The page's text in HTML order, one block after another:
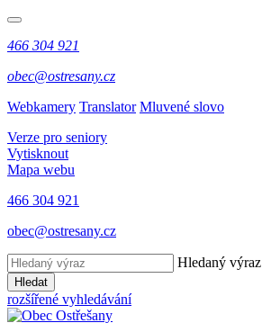
466 304 921
obec@ostresany.cz
Webkamery Translator Mluvené slovo
Verze pro seniory
Vytisknout
Mapa webu
466 304 921
obec@ostresany.cz
Hledaný výraz
Hledat
rozšířené vyhledávání